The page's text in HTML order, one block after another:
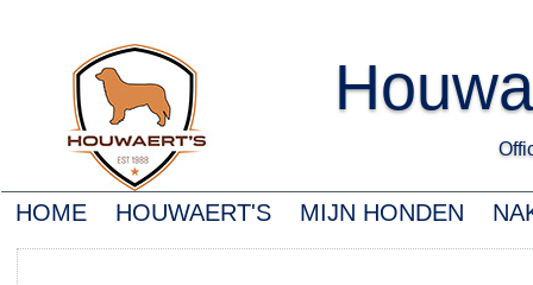
HOME HOUWAERT'S MIJN HONDEN